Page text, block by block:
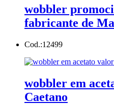
wobbler
fabricante de
Cod.:12499
wobbler em
Caetano